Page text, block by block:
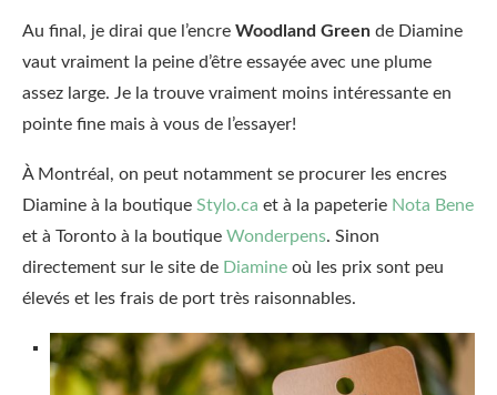
Au final, je dirai que l’encre Woodland Green de Diamine
vaut vraiment la peine d’être essayée avec une plume
assez large. Je la trouve vraiment moins intéressante en
pointe fine mais à vous de l’essayer!
À Montréal, on peut notamment se procurer les encres
Diamine à la boutique Stylo.ca et à la papeterie Nota Bene
et à Toronto à la boutique Wonderpens. Sinon
directement sur le site de Diamine où les prix sont peu
élevés et les frais de port très raisonnables.